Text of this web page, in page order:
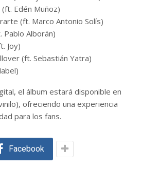
Edén Muñoz)
(ft. Marco Antonio Solís)
Pablo Alborán)
Joy)
(ft. Sebastián Yatra)
el álbum estará disponible en
ofreciendo una experiencia
para los fans.
Facebook